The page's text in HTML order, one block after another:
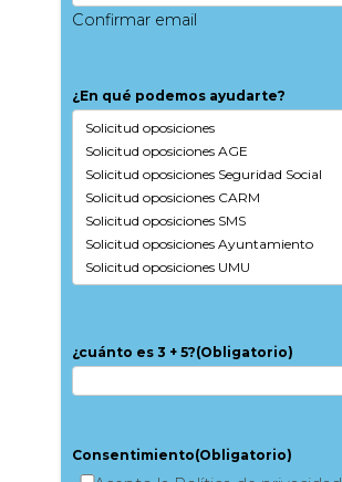
Confirmar email
¿En qué podemos ayudarte?
¿cuánto es 3 + 5?(Obligatorio)
Consentimiento(Obligatorio)